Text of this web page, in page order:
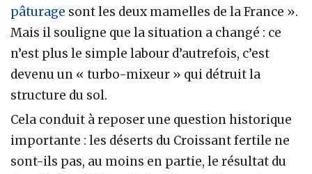
pâturage sont les deux mamelles de la France ».
Mais il souligne que la situation a changé : ce
n’est plus le simple labour d’autrefois, c’est
devenu un « turbo-mixeur » qui détruit la
structure du sol.
Cela conduit à reposer une question historique
importante : les déserts du Croissant fertile ne
sont-ils pas, au moins en partie, le résultat du